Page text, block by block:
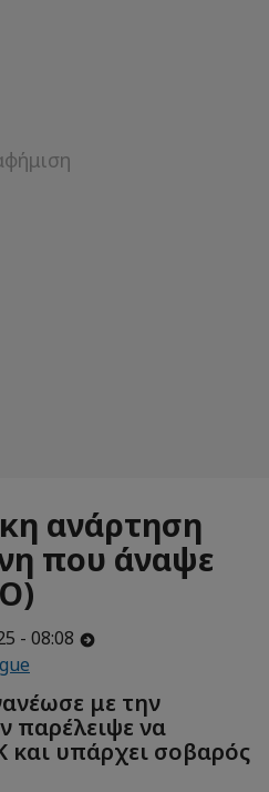
ανάρτηση
που άναψε
- 08:08
με την
παρέλειψε να
και υπάρχει σοβαρός